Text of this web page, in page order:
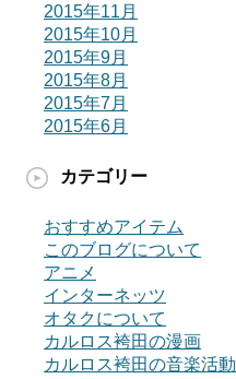
2015年11月
2015年10月
2015年9月
2015年8月
2015年7月
2015年6月
カテゴリー
おすすめアイテム
このブログについて
アニメ
インターネッツ
オタクについて
カルロス袴田の漫画
カルロス袴田の音楽活動